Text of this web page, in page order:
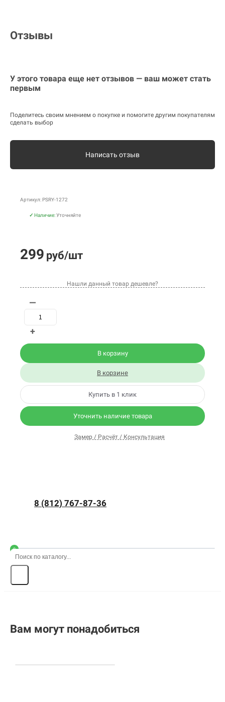
Отзывы
У этого товара еще нет отзывов — ваш может стать
первым
Поделитесь своим мнением о покупке и помогите другим покупателям
сделать выбор
Написать отзыв
Артикул: PSRY-1272
✓ Наличие:Уточняйте
299 руб/шт
Нашли данный товар дешевле?
—
+
В корзину
В корзине
Купить в 1 клик
Уточнить наличие товара
Замер / Расчёт / Консультация
8 (812) 767-87-36
0
Вам могут понадобиться